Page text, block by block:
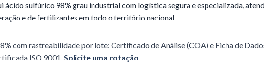
sulfúrico 98% grau industrial com logística segura e especializada,
e de fertilizantes em todo o território nacional.
com rastreabilidade por lote: Certificado de Análise (COA) e Ficha de
ISO 9001.Solicite uma cotação.